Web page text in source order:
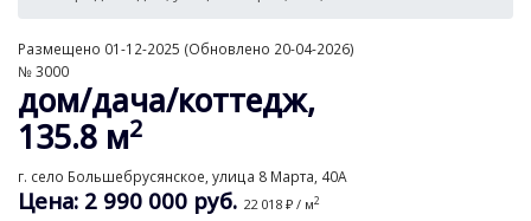
3-комнатные квартиры
4 и более комнатные квартиры
Комнаты
Коммерческая недвижимость
Аренда
Квартиры
Сотрудники
Вакансии
Специалист по недвижимости
Отзывы
Покупка недвижимости
Сопровождение сделки
Покупка новостроек
Для клиента
Аналитика
Как выбрать агентство недвижимости?
Контакты
8 (343) 343-0421
Размещено 01-12-2025 (Обновлено 20-04-2026)
№ 3000
дом/дача/коттедж,
135.8 м2
г. село Большебрусянское, улица 8 Марта, 40А
Цена: 2 990 000 руб. 22 018 ₽ / м2